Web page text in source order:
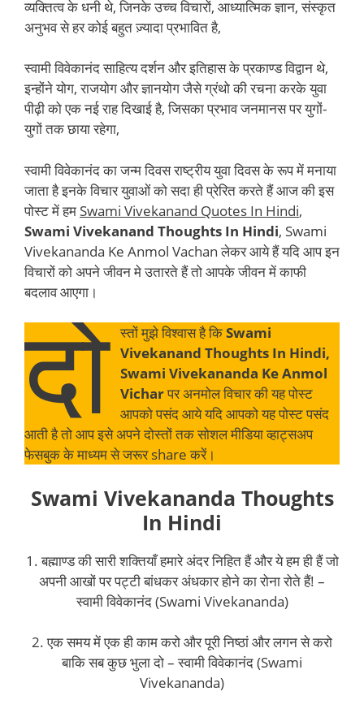
व्यक्तित्व के धनी थे, जिनके उच्च विचारों, आध्यात्मिक ज्ञान, संस्कृत
अनुभव से हर कोई बहुत ज़्यादा प्रभावित है,
स्वामी विवेकानंद साहित्य दर्शन और इतिहास के प्रकाण्ड विद्वान थे,
इन्होंने योग, राजयोग और ज्ञानयोग जैसे ग्रंथो की रचना करके युवा
पीढ़ी को एक नई राह दिखाई है, जिसका प्रभाव जनमानस पर युगों-
युगों तक छाया रहेगा,
स्वामी विवेकानंद का जन्म दिवस राष्ट्रीय युवा दिवस के रूप में मनाया
जाता है इनके विचार युवाओं को सदा ही प्रेरित करते हैं आज की इस
पोस्ट में हम Swami Vivekanand Quotes In Hindi,
Swami Vivekanand Thoughts In Hindi, Swami
Vivekananda Ke Anmol Vachan लेकर आये हैं यदि आप इन
विचारों को अपने जीवन मे उतारते हैं तो आपके जीवन में काफी
बदलाव आएगा।
दो स्तों मुझेविश्वास है किSwami
Vivekanand Thoughts In Hindi,
Swami Vivekananda Ke Anmol
Vicharपर अनमोल विचार की यह पोस्ट
आपको पसंद आये यदि आपको यह पोस्ट पसंद
आती है तो आप इसे अपने दोस्तों तक सोशल मीडिया व्हाट्सअप
फेसबुक के माध्यम से जरूर share करें।
Swami Vivekananda Thoughts
In Hindi
1. बह्माण्ड की सारी शक्तियाँ हमारे अंदर निहित हैं और ये हम ही हैं जो
अपनी आखों पर पट्टी बांधकर अंधकार होने का रोना रोते हैं! –
स्वामी विवेकानंद (Swami Vivekananda)
2. एक समय में एक ही काम करो और पूरी निष्ठां और लगन से करो
बाकि सब कुछ भुला दो – स्वामी विवेकानंद (Swami
Vivekananda)